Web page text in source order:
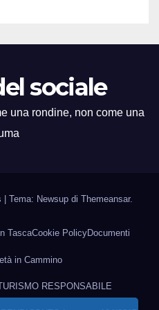
sociale
una rondine, non come una
Tema: Newsup di Themeansar.
TascaCookie PolicyDocumenti
in Cammino
RESPONSABILE